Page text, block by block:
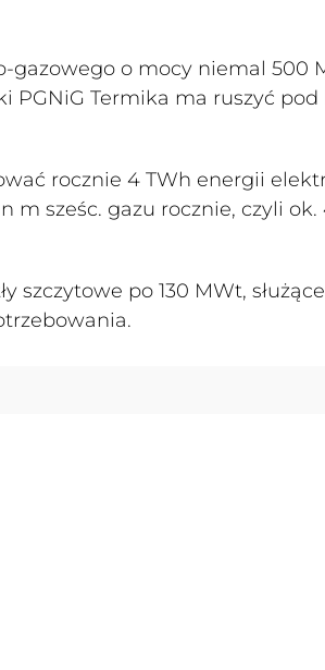
o mocy niemal 500
PGNiG Termika ma ruszyć pod
rocznie 4 TWh energii
sześc. gazu rocznie, czyli ok.
szczytowe po 130 MWt,